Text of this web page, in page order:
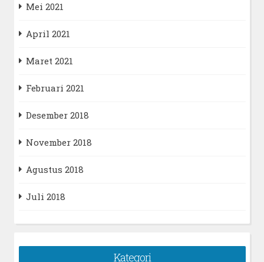
Mei 2021
April 2021
Maret 2021
Februari 2021
Desember 2018
November 2018
Agustus 2018
Juli 2018
Kategori